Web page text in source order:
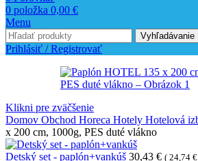
0 položka 0,00 €
Menu
Vyhľadávanie
Prihlásiť / Registrovať
Klikni pre zväčšenie
Domov Obchod Horeca Hotely Hotelová
x 200 cm, 1000g, PES duté vlákno
Detský set - paplón+vankúš 30,43 € ( 24,74 €